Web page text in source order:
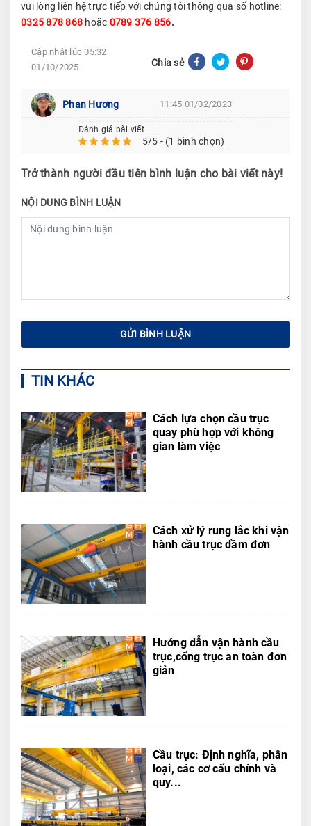
vui lòng liên hệ trực tiếp với chúng tôi thông qua số hotline:
0325 878 868 hoặc 0789 376 856.
Cập nhật lúc 05:32
01/10/2025
Chia sẻ
Phan Hương 11:45 01/02/2023
Đánh giá bài viết
5/5 - (1 bình chọn)
Trở thành người đầu tiên bình luận cho bài viết này!
NỘI DUNG BÌNH LUẬN
TIN KHÁC
Cách lựa chọn cầu trục
quay phù hợp với không
gian làm việc
Cách xử lý rung lắc khi vận
hành cầu trục dầm đơn
Hướng dẫn vận hành cầu
trục,cổng trục an toàn đơn
giản
Cầu trục: Định nghĩa, phân
loại, các cơ cấu chính và
quy...